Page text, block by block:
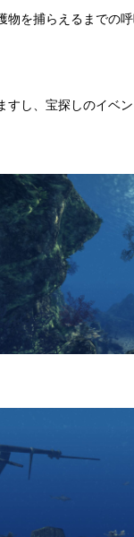
を捕らえるまでの
し、宝探しのイベン